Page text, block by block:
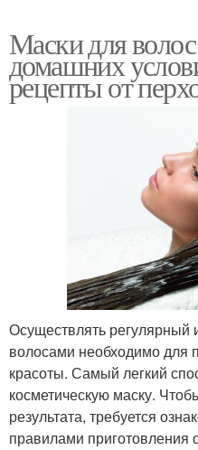
Маски для
домашних
рецепты от
Осуществлять регулярный
волосами необходимо для
красоты. Самый легкий
косметическую маску.
результата, требуется
правилами приготовления